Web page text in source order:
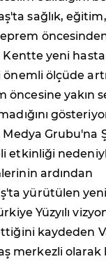
sağlık,
Kentte yeni
ölçüde
öncesine yakın
Medya Grubu'na
etkinliği
ardından
yürütülen
Yüzyılı
kaydeden
merkezli olarak